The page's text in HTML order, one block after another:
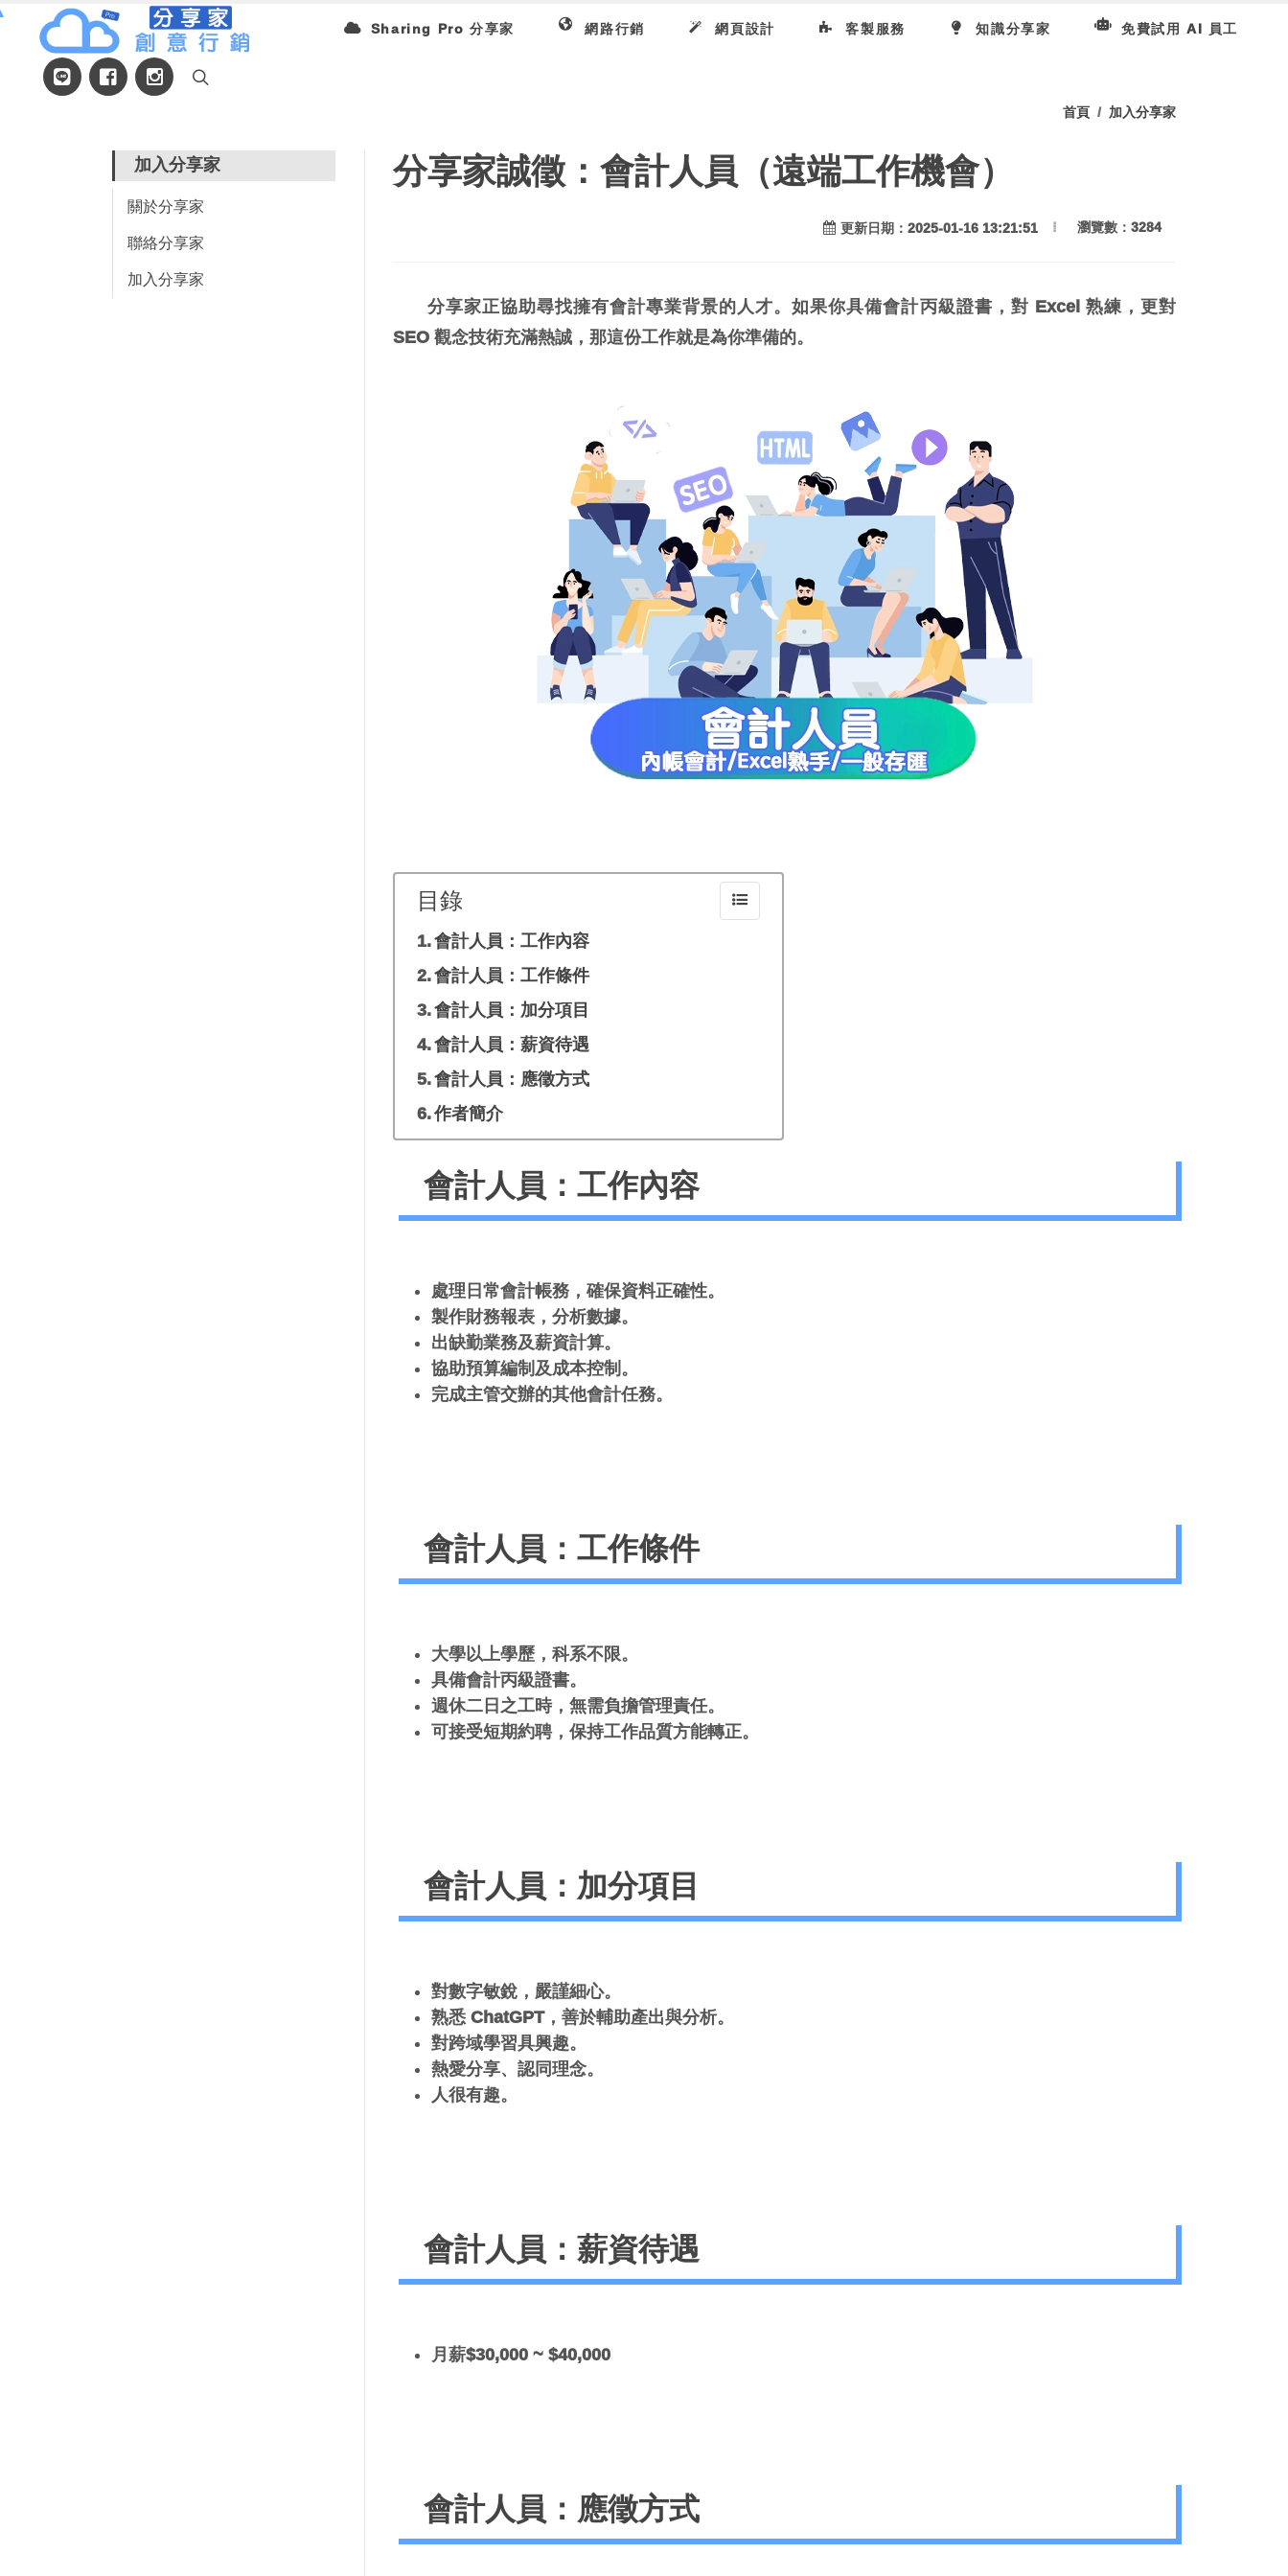
Sharing Pro 分享家 網路行銷 網頁設計 客製服務 知識分享家 免費試用 AI 員工
首頁 加入分享家
加入分享家
關於分享家
聯絡分享家
加入分享家
分享家誠徵：會計人員（遠端工作機會）
更新日期：2025-01-16 13:21:51 瀏覽數：3284
分享家正協助尋找擁有會計專業背景的人才。如果你具備會計丙級證書，對 Excel 熟練，更對
SEO 觀念技術充滿熱誠，那這份工作就是為你準備的。
目錄
會計人員：工作內容
會計人員：工作條件
會計人員：加分項目
會計人員：薪資待遇
會計人員：應徵方式
作者簡介
會計人員：工作內容
處理日常會計帳務，確保資料正確性。
製作財務報表，分析數據。
出缺勤業務及薪資計算。
協助預算編制及成本控制。
完成主管交辦的其他會計任務。
會計人員：工作條件
大學以上學歷，科系不限。
具備會計丙級證書。
週休二日之工時，無需負擔管理責任。
可接受短期約聘，保持工作品質方能轉正。
會計人員：加分項目
對數字敏銳，嚴謹細心。
熟悉 ChatGPT，善於輔助產出與分析。
對跨域學習具興趣。
熱愛分享、認同理念。
人很有趣。
會計人員：薪資待遇
月薪$30,000 ~ $40,000
會計人員：應徵方式